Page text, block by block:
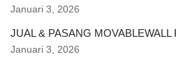
Januari 3, 2026
JUAL & PASANG
Januari 3, 2026